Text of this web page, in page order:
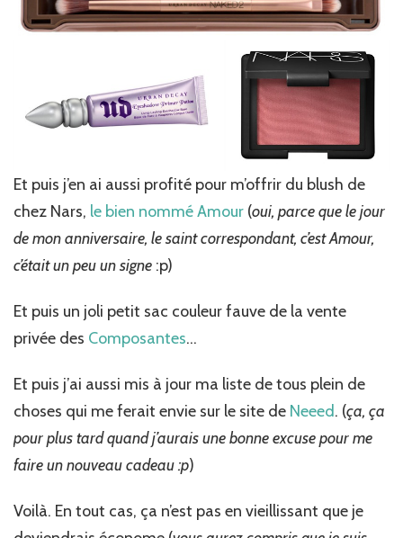
Et puis j’en ai aussi profité pour m’offrir du blush de
chez Nars, le bien nommé Amour (oui, parce que le jour
de mon anniversaire, le saint correspondant, c’est Amour,
c’était un peu un signe :p)
Et puis un joli petit sac couleur fauve de la vente
privée des Composantes…
Et puis j’ai aussi mis à jour ma liste de tous plein de
choses qui me ferait envie sur le site de Neeed. (ça, ça
pour plus tard quand j’aurais une bonne excuse pour me
faire un nouveau cadeau :p)
Voilà. En tout cas, ça n’est pas en vieillissant que je